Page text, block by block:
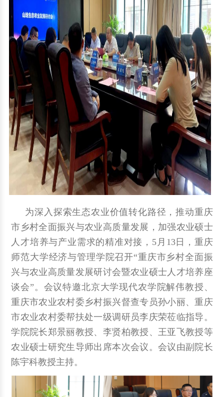
为深入探索生态农业价值转化路径，推动重庆
市乡村全面振兴与农业高质量发展，加强农业硕士
人才培养与产业需求的精准对接，5月13日，重庆
师范大学经济与管理学院召开“重庆市乡村全面振
兴与农业高质量发展研讨会暨农业硕士人才培养座
谈会”。会议特邀北京大学现代农学院解伟教授、
重庆市农业农村委乡村振兴督查专员孙小丽、重庆
市农业农村委帮扶处一级调研员李庆荣莅临指导。
学院院长郑景丽教授、李贤柏教授、王亚飞教授等
农业硕士研究生导师出席本次会议。会议由副院长
陈宇科教授主持。